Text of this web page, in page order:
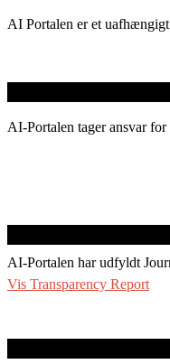
AI Portalen er et
AI-Portalen tager ansvar
AI-Portalen har udfyldt
Vis Transparency Report